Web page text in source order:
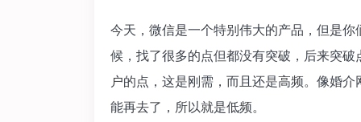
今天，微信是一个特别伟大的产品，但是
候，找了很多的点但都没有突破，后来突
户的点，这是刚需，而且还是高频。像婚
能再去了，所以就是低频。